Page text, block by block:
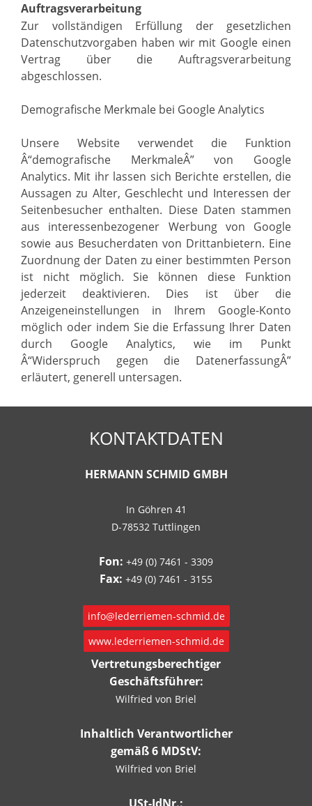
Auftragsverarbeitung
Zur vollständigen Erfüllung der gesetzlichen
Datenschutzvorgaben haben wir mit Google einen
Vertrag über die Auftragsverarbeitung
abgeschlossen.
Demografische Merkmale bei Google Analytics
Unsere Website verwendet die Funktion
Â“demografische MerkmaleÂ” von Google
Analytics. Mit ihr lassen sich Berichte erstellen, die
Aussagen zu Alter, Geschlecht und Interessen der
Seitenbesucher enthalten. Diese Daten stammen
aus interessenbezogener Werbung von Google
sowie aus Besucherdaten von Drittanbietern. Eine
Zuordnung der Daten zu einer bestimmten Person
ist nicht möglich. Sie können diese Funktion
jederzeit deaktivieren. Dies ist über die
Anzeigeneinstellungen in Ihrem Google-Konto
möglich oder indem Sie die Erfassung Ihrer Daten
durch Google Analytics, wie im Punkt
Â“Widerspruch gegen die DatenerfassungÂ”
erläutert, generell untersagen.
KONTAKTDATEN
HERMANN SCHMID GMBH
In Göhren 41
D-78532 Tuttlingen
Fon: +49 (0) 7461 - 3309
Fax: +49 (0) 7461 - 3155
info@lederriemen-schmid.de
www.lederriemen-schmid.de
Vertretungsberechtiger
Geschäftsführer:
Wilfried von Briel
Inhaltlich Verantwortlicher
gemäß 6 MDStV:
Wilfried von Briel